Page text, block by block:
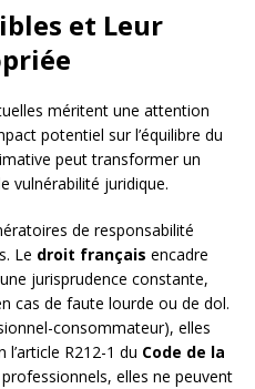
et Leur
méritent une attention
potentiel sur l’équilibre du
peut transformer un
vulnérabilité juridique.
de responsabilité
Le droit français encadre
jurisprudence constante,
cas de faute lourde ou de dol.
consommateur), elles
R212-1 du Code de la
elles ne peuvent